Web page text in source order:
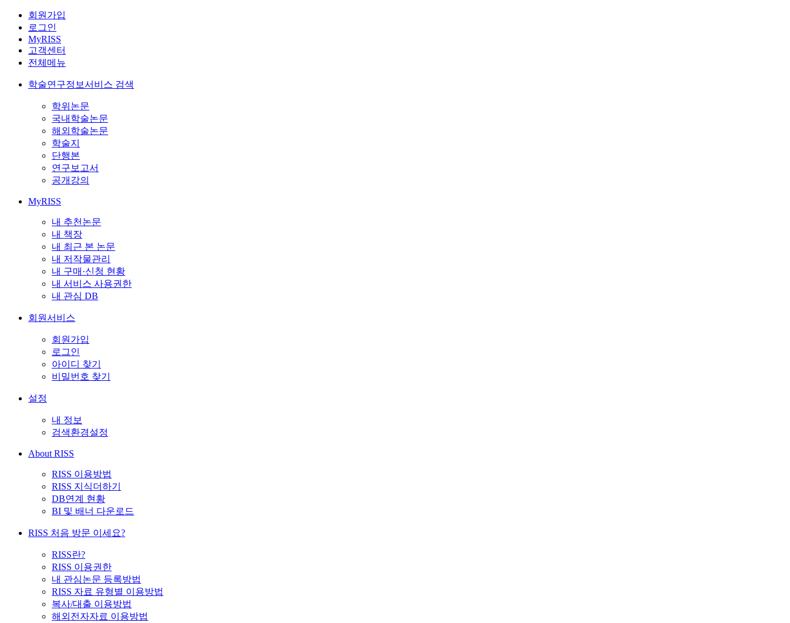
회원가입
로그인
MyRISS
고객센터
전체메뉴
학술연구정보서비스 검색
학위논문
국내학술논문
해외학술논문
학술지
단행본
연구보고서
공개강의
MyRISS
내 추천논문
내 책장
내 최근 본 논문
내 저작물관리
내 구매·신청 현황
내 서비스 사용권한
내 관심 DB
회원서비스
회원가입
로그인
아이디 찾기
비밀번호 찾기
설정
내 정보
검색환경설정
About RISS
RISS 이용방법
RISS 지식더하기
DB연계 현황
BI 및 배너 다운로드
RISS 처음 방문 이세요?
RISS란?
RISS 이용권한
내 관심논문 등록방법
RISS 자료 유형별 이용방법
복사/대출 이용방법
해외전자자료 이용방법